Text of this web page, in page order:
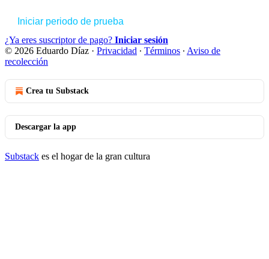
Iniciar periodo de prueba
¿Ya eres suscriptor de pago? Iniciar sesión
© 2026 Eduardo Díaz · Privacidad ∙ Términos ∙ Aviso de
recolección
Crea tu Substack
Descargar la app
Substack es el hogar de la gran cultura